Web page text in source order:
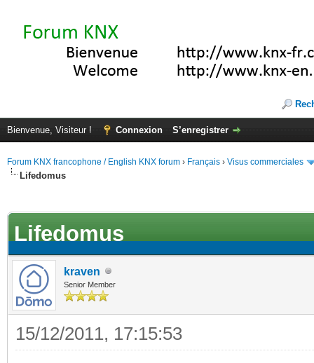
Bienvenue, Visiteur ! Connexion S’enregistrer
Forum KNX francophone / English KNX forum › Français › Visus commerciales
Lifedomus
Lifedomus
kraven
Senior Member
15/12/2011, 17:15:53